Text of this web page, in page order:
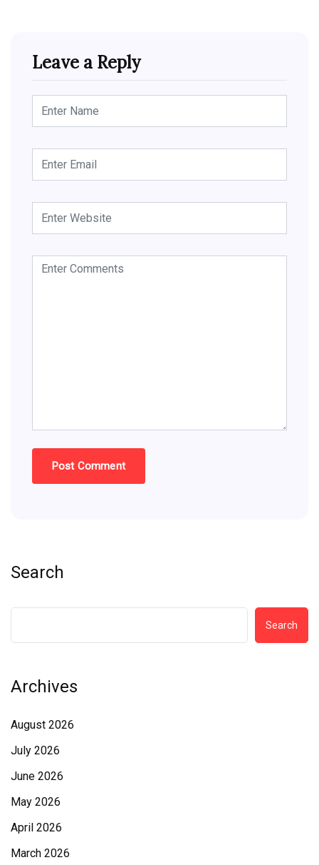
Leave a Reply
Search
Search
Archives
August 2026
July 2026
June 2026
May 2026
April 2026
March 2026